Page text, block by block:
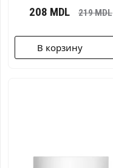
208 MDL 219MDL
В корзину